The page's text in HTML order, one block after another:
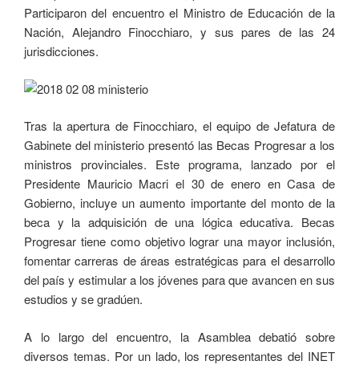
Participaron del encuentro el Ministro de Educación de la
Nación, Alejandro Finocchiaro, y sus pares de las 24
jurisdicciones.
Tras la apertura de Finocchiaro, el equipo de Jefatura de
Gabinete del ministerio presentó las Becas Progresar a los
ministros provinciales. Este programa, lanzado por el
Presidente Mauricio Macri el 30 de enero en Casa de
Gobierno, incluye un aumento importante del monto de la
beca y la adquisición de una lógica educativa. Becas
Progresar tiene como objetivo lograr una mayor inclusión,
fomentar carreras de áreas estratégicas para el desarrollo
del país y estimular a los jóvenes para que avancen en sus
estudios y se gradúen.
A lo largo del encuentro, la Asamblea debatió sobre
diversos temas. Por un lado, los representantes del INET